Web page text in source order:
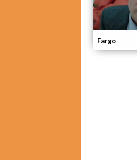
Fargo